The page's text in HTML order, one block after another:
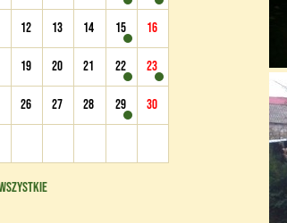
12 13 14 15 16
19 20 21 22 23
26 27 28 29 30